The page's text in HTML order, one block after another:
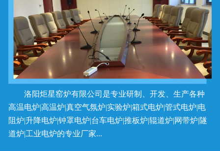
洛阳炬星窑炉有限公司是专业研制、开发、生产各种
高温电炉|高温炉|真空气氛炉|实验炉|箱式电炉|管式电炉|电
阻炉|升降电炉|钟罩电炉|台车电炉|推板炉|辊道炉|网带炉|隧
道炉|工业电炉的专业厂家...